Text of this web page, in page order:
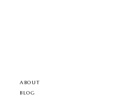
ABOUT
BLOG